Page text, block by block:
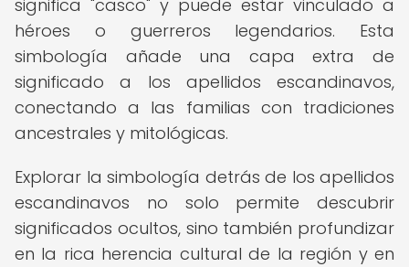
significa "casco" y puede estar vinculado a
héroes o guerreros legendarios. Esta
simbología añade una capa extra de
significado a los apellidos escandinavos,
conectando a las familias con tradiciones
ancestrales y mitológicas.
Explorar la simbología detrás de los apellidos
escandinavos no solo permite descubrir
significados ocultos, sino también profundizar
en la rica herencia cultural de la región y en